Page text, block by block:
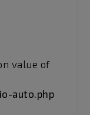
value of
auto.php